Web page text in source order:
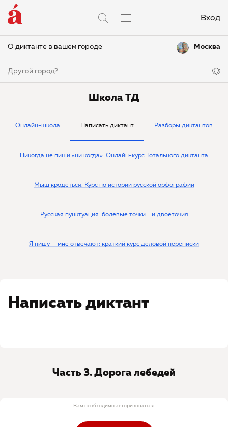
Вход
О диктанте в вашем городе Москва
Другой город?
Школа ТД
Онлайн-школа Написать диктант Разборы диктантов
Никогда не пиши «ни когда». Онлайн-курс Тотального диктанта
Мыш кродеться. Курс по истории русской орфографии
Русская пунктуация: болевые точки... и двоеточия
Я пишу — мне отвечают: краткий курс деловой переписки
Написать диктант
Часть 3. Дорога лебедей
Вам необходимо авторизоваться.